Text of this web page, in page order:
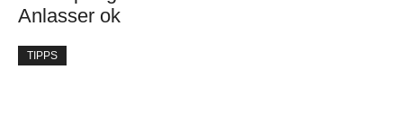
Anlasser ok
TIPPS